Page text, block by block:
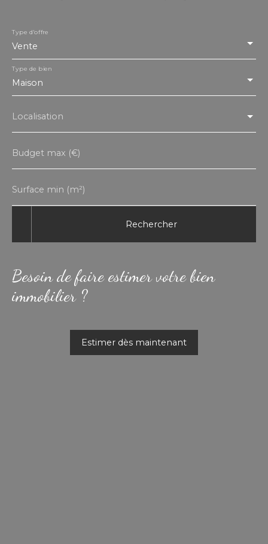
Vente
Type d'offre
Maison
Type de bien
Localisation
Budget max (€)
Surface min (m²)
Rechercher
Besoin de faire estimer votre bien
immobilier ?
Estimer dès maintenant